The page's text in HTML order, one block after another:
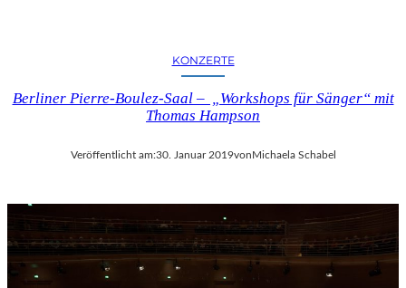
KONZERTE
Berliner Pierre-Boulez-Saal – „Workshops für Sänger“ mit
Thomas Hampson
Veröffentlicht am:30. Januar 2019von Michaela Schabel